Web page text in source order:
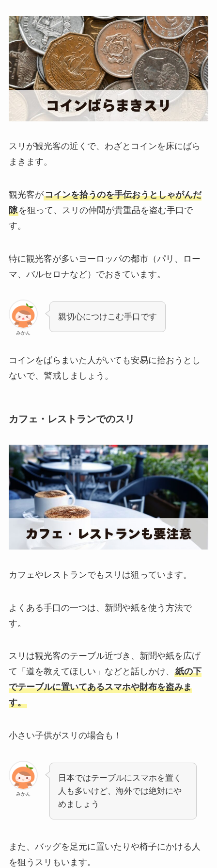
スリが観光客の近くで、わざとコインを床にばら
まきます。
観光客がコインを拾うのを手伝おうとしゃがんだ
隙を狙って、スリの仲間が貴重品を盗む手口で
す。
特に観光客が多いヨーロッパの都市（パリ、ロー
マ、バルセロナなど）でおきています。
みかん
親切心につけこむ手口です
コインをばらまいた人がいても安易に拾おうとし
ないで、警戒しましょう。
カフェ・レストランでのスリ
カフェやレストランでもスリは狙っています。
よくある手口の一つは、新聞や紙を使う方法で
す。
スリは観光客のテーブル近づき、新聞や紙を広げ
て「道を教えてほしい」などと話しかけ、 紙の下
でテーブルに置いてあるスマホや財布を盗みま
す。
小さい子供がスリの場合も！
みかん
日本ではテーブルにスマホを置く
人も多いけど、海外では絶対にや
めましょう
また、バッグを足元に置いたりや椅子にかける人
を狙うスリもいます。